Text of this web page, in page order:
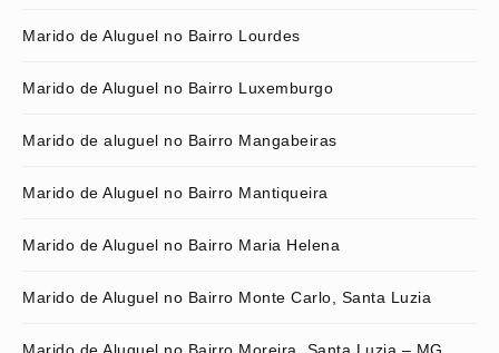
Marido de Aluguel no Bairro Lourdes
Marido de Aluguel no Bairro Luxemburgo
Marido de aluguel no Bairro Mangabeiras
Marido de Aluguel no Bairro Mantiqueira
Marido de Aluguel no Bairro Maria Helena
Marido de Aluguel no Bairro Monte Carlo, Santa Luzia